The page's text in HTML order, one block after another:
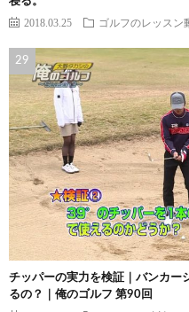
2018.03.25 ゴルフのレッスン
チッパーの実力を検証｜バンカー
るの？｜俺のゴルフ 第90回